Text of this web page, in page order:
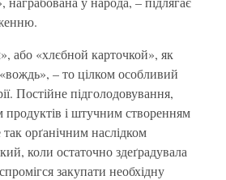
або «хлєбной карточкой», як
– то цілком особливий
Постійне підголодовування,
продуктів і штучним створенням
орґанічним наслідком
коли остаточно здеґрадувала
закупати необхідну